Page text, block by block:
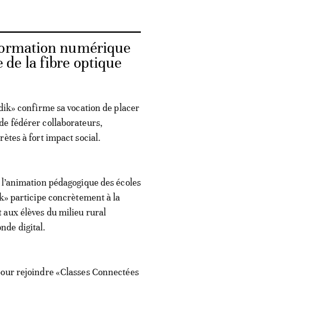
numérique
de la fibre optique
confirme sa vocation de placer
fédérer collaborateurs,
à fort impact social.
pédagogique des écoles
participe concrètement à la
élèves du milieu rural
digital.
rejoindre «Classes Connectées